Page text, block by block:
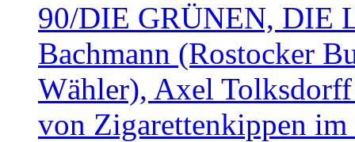
90/DIE GRÜNEN, DIE
Bachmann (Rostocker
Wähler), Axel
von Zigarettenkippen